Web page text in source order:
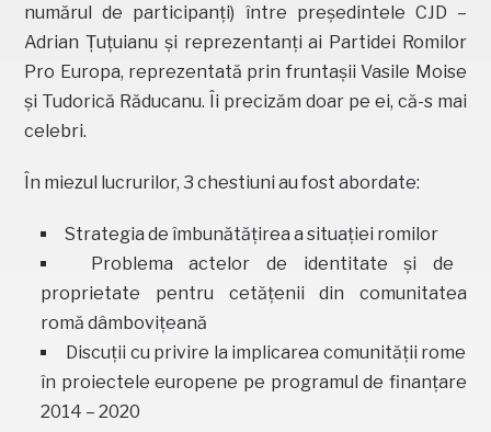
numărul de participanți) între președintele CJD –
Adrian Țuțuianu și reprezentanți ai Partidei Romilor
Pro Europa, reprezentată prin fruntașii Vasile Moise
și Tudorică Răducanu. Îi precizăm doar pe ei, că-s mai
celebri.
În miezul lucrurilor, 3 chestiuni au fost abordate:
Strategia de îmbunătățirea a situației romilor
Problema actelor de identitate și de
proprietate pentru cetățenii din comunitatea
romă dâmbovițeană
Discuții cu privire la implicarea comunității rome
în proiectele europene pe programul de finanțare
2014 – 2020